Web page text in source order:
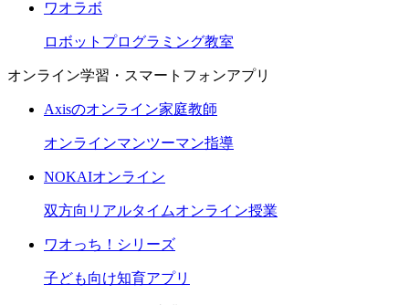
ワオラボ
ロボットプログラミング教室
オンライン学習・スマートフォンアプリ
Axisのオンライン家庭教師
オンラインマンツーマン指導
NOKAIオンライン
双方向リアルタイムオンライン授業
ワオっち！シリーズ
子ども向け知育アプリ